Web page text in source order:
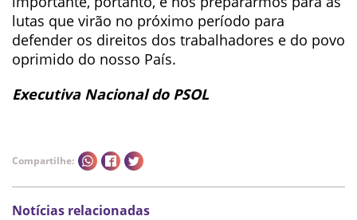
lutas que virão no próximo período para
defender os direitos dos trabalhadores e do povo
oprimido do nosso País.
Executiva Nacional do PSOL
Compartilhe:
Notícias relacionadas